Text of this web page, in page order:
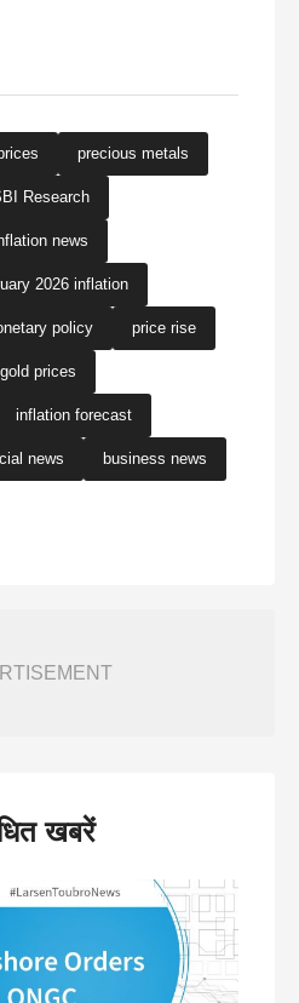
precious metals
Research
news
2026 inflation
policy price rise
gold prices
inflation forecast
news business news
खबरें